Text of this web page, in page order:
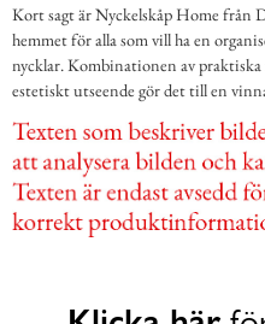
Kort sagt är Nyckelskåp Home från
hemmet för alla som vill ha en
nycklar. Kombinationen av
estetiskt utseende gör det till en